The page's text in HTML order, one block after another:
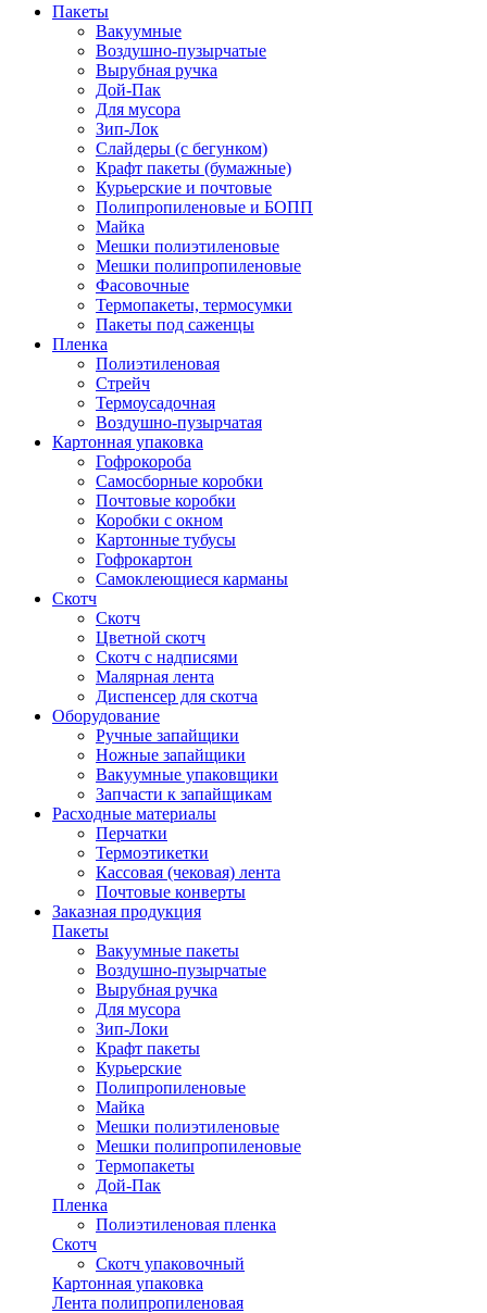
Пакеты
Вакуумные
Воздушно-пузырчатые
Вырубная ручка
Дой-Пак
Для мусора
Зип-Лок
Слайдеры (с бегунком)
Крафт пакеты (бумажные)
Курьерские и почтовые
Полипропиленовые и БОПП
Майка
Мешки полиэтиленовые
Мешки полипропиленовые
Фасовочные
Термопакеты, термосумки
Пакеты под саженцы
Пленка
Полиэтиленовая
Стрейч
Термоусадочная
Воздушно-пузырчатая
Картонная упаковка
Гофрокороба
Самосборные коробки
Почтовые коробки
Коробки с окном
Картонные тубусы
Гофрокартон
Самоклеющиеся карманы
Скотч
Скотч
Цветной скотч
Скотч с надписями
Малярная лента
Диспенсер для скотча
Оборудование
Ручные запайщики
Ножные запайщики
Вакуумные упаковщики
Запчасти к запайщикам
Расходные материалы
Перчатки
Термоэтикетки
Кассовая (чековая) лента
Почтовые конверты
Заказная продукция
Пакеты
Вакуумные пакеты
Воздушно-пузырчатые
Вырубная ручка
Для мусора
Зип-Локи
Крафт пакеты
Курьерские
Полипропиленовые
Майка
Мешки полиэтиленовые
Мешки полипропиленовые
Термопакеты
Дой-Пак
Пленка
Полиэтиленовая пленка
Скотч
Скотч упаковочный
Картонная упаковка
Лента полипропиленовая